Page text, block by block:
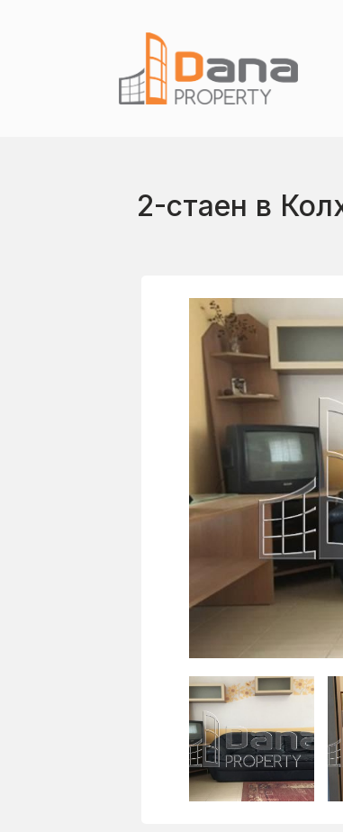
2-стаен в